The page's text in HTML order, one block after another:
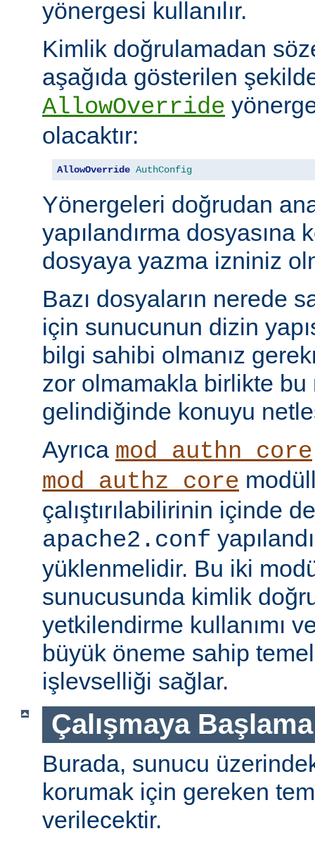
yönergesi kullanılır.
Kimlik doğrulamadan
aşağıda gösterilen
AllowOverride
olacaktır:
AllowOverride AuthConfig
Yönergeleri doğrudan
yapılandırma dosyasına
dosyaya yazma izniniz
Bazı dosyaların nerede
için sunucunun dizin
bilgi sahibi olmanız
zor olmamakla birlikte bu
gelindiğinde konuyu
Ayrıca mod_authn_core
mod_authz_core
çalıştırılabilirinin içinde
apache2.conf
yüklenmelidir. Bu iki
sunucusunda kimlik
yetkilendirme kullanımı
büyük öneme sahip
işlevselliği sağlar.
Çalışmaya Başlama
Burada, sunucu
korumak için gereken
verilecektir.